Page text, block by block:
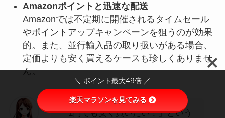
Amazonポイントと迅速な配送
Amazonでは不定期に開催されるタイムセール
やポイントアップキャンペーンを狙うのが効果
的。また、並行輸入品の取り扱いがある場合、
定価よりも安く買えるケースも珍しくありませ
ん。
「1円でも安く買いたい！」という
＼ ポイント最大49倍 ／
楽天マラソンを見てみる